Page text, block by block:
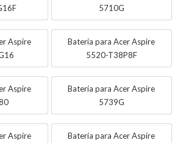
5710G
Aspire
Batería para Acer Aspire
5520-T38P8F
Aspire
Batería para Acer Aspire
5739G
Aspire
Batería para Acer Aspire